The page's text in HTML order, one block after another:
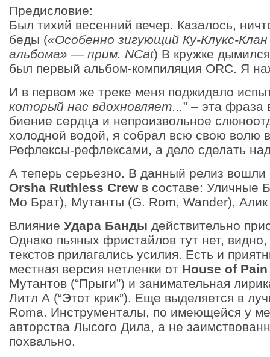
Предисловие:
Был тихий весенний вечер. Казалось,
беды («Особенно зигующий Ку-Клукс-
альбома» — прим. NCat) В кружке
был первый альбом-компиляция ORC. Я
И в первом же треке меня поджидало
который нас вдохновляет...” – эта фраза
биение сердца и непроизвольное
холодной водой, я собрал всю свою волю
Рефлексы-рефлексами, а дело сделать
А теперь серьезно. В данный релиз вошли
Orsha Ruthless Crewв составе: Уличные
Мо Брат), Мутанты (G. Rom, Wander),
Влияние Удара Банды действительно
Однако пьяных фристайлов тут нет,
текстов прилагались усилия. Есть и
местная версия нетленки от House of Pain
Мутантов (“Прыги”) и занимательная
Литл А (“Этот крик”). Еще выделяется в
Roma. Инструменталы, по имеющейся у
авторства Лысого Дила, а не
похвально.